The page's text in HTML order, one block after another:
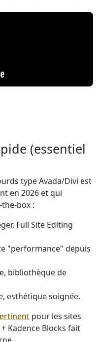
(essentiel
type Avada/Divi est
en 2026 et qui
box :
Full Site Editing
"performance" depuis
bibliothèque de
esthétique soignée.
pour les sites
Kadence Blocks fait